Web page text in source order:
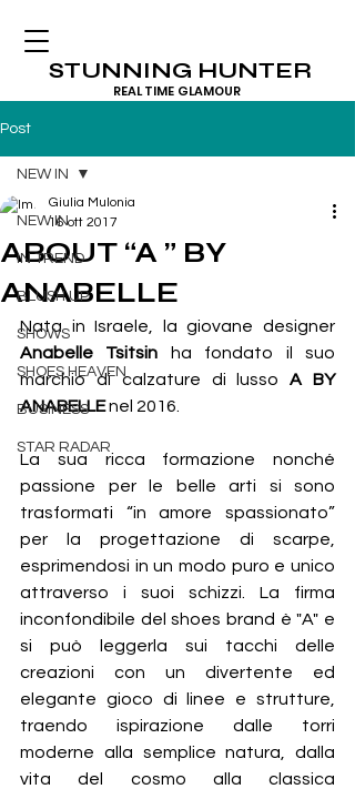
STUNNING HUNTER
REAL TIME GLAMOUR
Post
NEW IN
IN TREND
BLUSH UP
SHOWS
SHOES HEAVEN
BUSINESS
STAR RADAR
NEW IN
ABOUT “A ” BY
ANABELLE
Giulia Mulonia
16 ott 2017
Anabelle Tsitsin ha fondato il suo
marchio di calzature di lusso A BY
ANABELLE nel 2016.
La sua ricca formazione nonché
passione per le belle arti si sono
trasformati “in amore spassionato”
per la progettazione di scarpe,
esprimendosi in un modo puro e unico
attraverso i suoi schizzi. La firma
inconfondibile del shoes brand è "A" e
si può leggerla sui tacchi delle
creazioni con un divertente ed
elegante gioco di linee e strutture,
traendo ispirazione dalle torri
moderne alla semplice natura, dalla
vita del cosmo alla classica